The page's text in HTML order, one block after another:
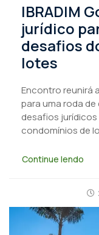
IBRADIM
jurídico
desafios
lotes
Encontro reunirá
para uma roda
desafios
condomínios de
Continue lendo